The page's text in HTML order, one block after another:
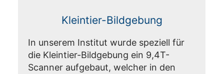
Kleintier-Bildgebung
In unserem Institut wurde speziell für
die Kleintier-Bildgebung ein 9,4T-
Scanner aufgebaut, welcher in den